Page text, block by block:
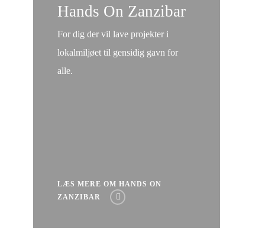
Hands On Zanzibar
For dig der vil lave projekter i
lokalmiljøet til gensidig gavn for
alle.
LÆS MERE OM HANDS ON
ZANZIBAR
mere
Hands